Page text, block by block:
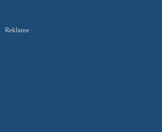
Reklame